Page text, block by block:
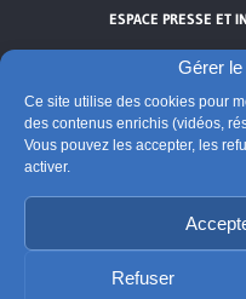
Gérer
Ce site utilise des cookies pour
des contenus enrichis (vidéos,
Vous pouvez les accepter, les
activer.
Refuser
ESPACE PRESSE ET
Cliquez pour
vidéos et
Édité par la